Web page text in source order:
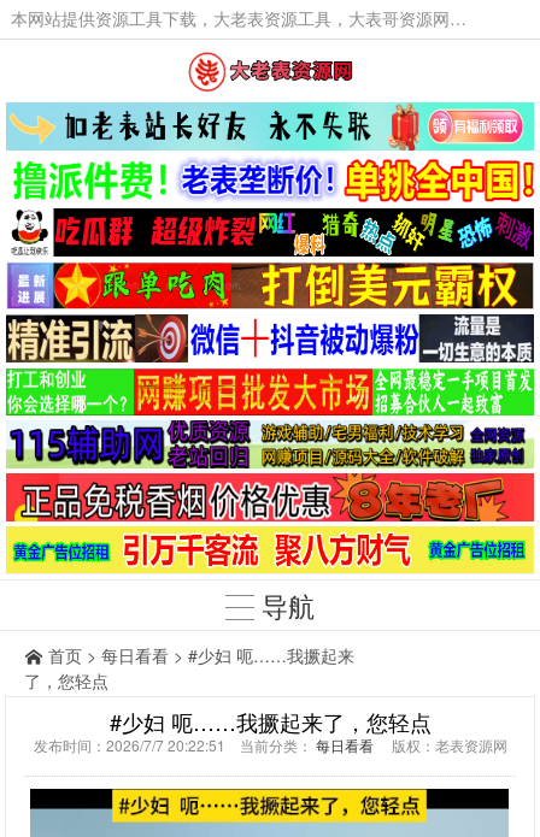
本网站提供资源工具下载，大老表资源工具，大表哥资源网软件工具，大老表资源下载，活动线报福利资源分享,活动线报，大型网游经典游戏，网络热门技术游戏辅助交流与分享。
导航
首页 > 每日看看 > #少妇 呃……我撅起来
了，您轻点
#少妇 呃……我撅起来了，您轻点
发布时间：2026/7/7 20:22:51 当前分类： 每日看看版权：老表资源网